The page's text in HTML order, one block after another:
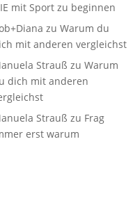
mit Sport zu beginnen
zuWarum du
mit anderen vergleichst
Strauß zuWarum
dich mit anderen
Strauß zu Frag
erst warum